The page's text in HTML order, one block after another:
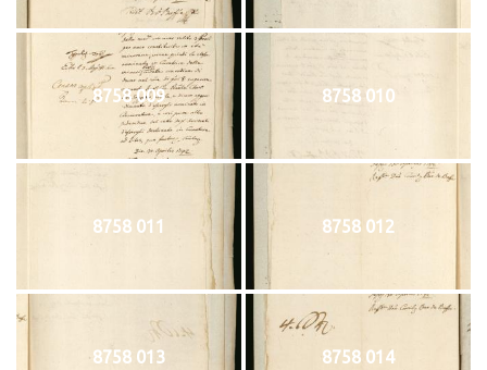
8758 009 8758 010
8758 011 8758 012
8758 013 8758 014